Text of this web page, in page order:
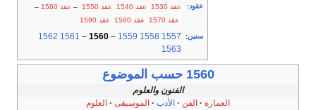
عقود: عقد 1530 عقد 1540 عقد 1550 – عقد 1560
–
عقد 1570
عقد 1580 عقد 1590
سنين:
1557
1558
1559
–
1560
–
1561
1562
1563
1560 حسب الموضوع
الفنون والعلوم
العمارة
الفن الأدب الموسيقى
العلوم